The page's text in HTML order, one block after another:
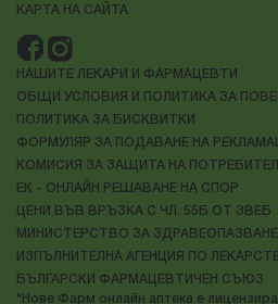
КАРТА НА САЙТА
НАШИТЕ ЛЕКАРИ И ФАРМАЦЕВТИ
ОБЩИ УСЛОВИЯ И ПОЛИТИКА ЗА
ПОЛИТИКА ЗА БИСКВИТКИ
ФОРМУЛЯР ЗА ПОДАВАНЕ НА
КОМИСИЯ ЗА ЗАЩИТА НА
ЕК - ОНЛАЙН РЕШАВАНЕ НА СПОР
ЦЕНИ ВЪВ ВРЪЗКА С ЧЛ. 55Б ОТ ЗВЕБ
МИНИСТЕРСТВО ЗА
ИЗПЪЛНИТЕЛНА АГЕНЦИЯ ПО
БЪЛГАРСКИ ФАРМАЦЕВТИЧЕН СЪЮЗ
"Нове Фарм онлайн аптека е